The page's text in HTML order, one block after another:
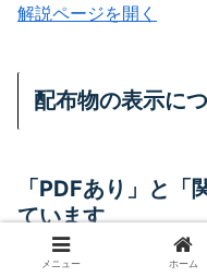
解説ページを開く
配布物の表示に
「PDFあり」と
ています
メニュー ホーム